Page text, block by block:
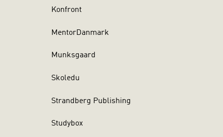
Konfront
MentorDanmark
Munksgaard
Skoledu
Strandberg Publishing
Studybox